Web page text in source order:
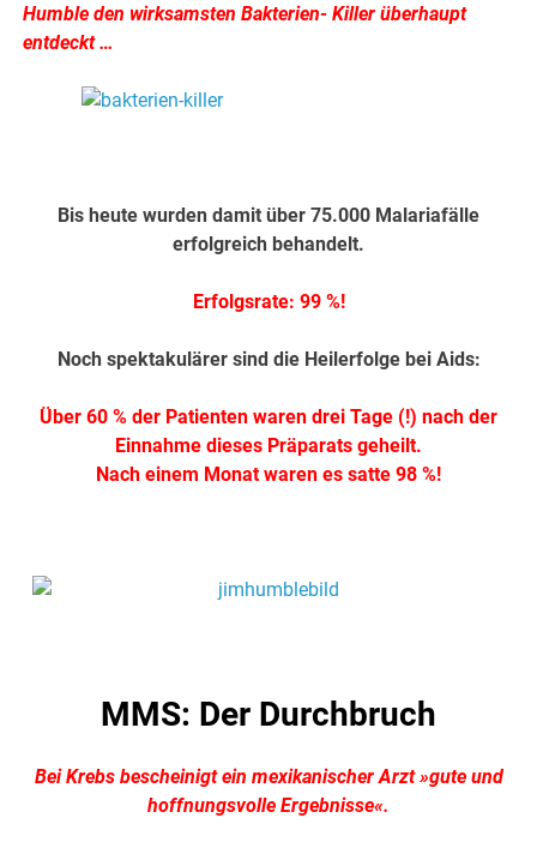
Humble den wirksamsten Bakterien- Killer überhaupt
entdeckt …
Bis heute wurden damit über 75.000 Malariafälle
erfolgreich behandelt.
Erfolgsrate: 99 %!
Noch spektakulärer sind die Heilerfolge bei Aids:
Über 60 % der Patienten waren drei Tage (!) nach der
Einnahme dieses Präparats geheilt.
Nach einem Monat waren es satte 98 %!
MMS: Der Durchbruch
Bei Krebs bescheinigt ein mexikanischer Arzt »gute und
hoffnungsvolle Ergebnisse«.